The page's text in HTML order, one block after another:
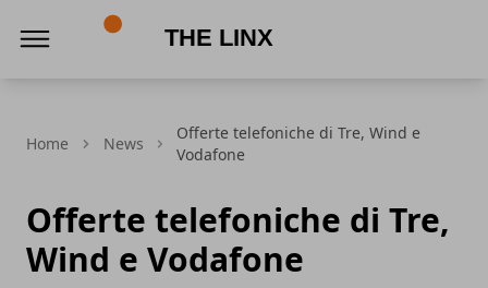
Home News
Offerte telefoniche di Tre, Wind e
Vodafone
Offerte telefoniche di Tre,
Wind e Vodafone